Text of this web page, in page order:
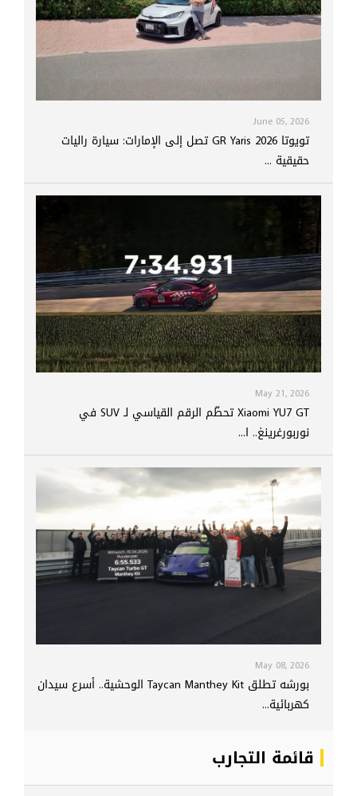
June 05, 2026
تويوتا GR Yaris 2026 تصل إلى الإمارات: سيارة راليات
حقيقية ...
May 21, 2026
Xiaomi YU7 GT تحطّم الرقم القياسي لـ SUV في
نوربورغرينغ.. ا...
May 08, 2026
بورشه تطلق Taycan Manthey Kit الوحشية.. أسرع سيدان
كهربائية...
قائمة التجارب